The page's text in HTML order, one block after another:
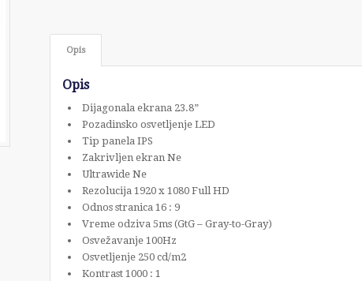
Opis
Opis
Dijagonala ekrana 23.8”
Pozadinsko osvetljenje LED
Tip panela IPS
Zakrivljen ekran Ne
Ultrawide Ne
Rezolucija 1920 x 1080 Full HD
Odnos stranica 16 : 9
Vreme odziva 5ms (GtG – Gray-to-Gray)
Osvežavanje 100Hz
Osvetljenje 250 cd/m2
Kontrast 1000 : 1